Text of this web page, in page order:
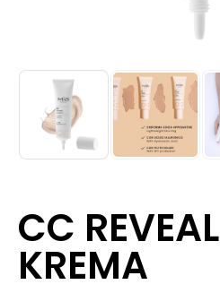
CC REVEAL
KREMA